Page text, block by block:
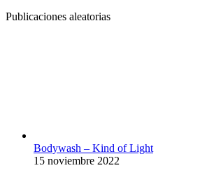
Publicaciones aleatorias
Bodywash – Kind of Light
15 noviembre 2022